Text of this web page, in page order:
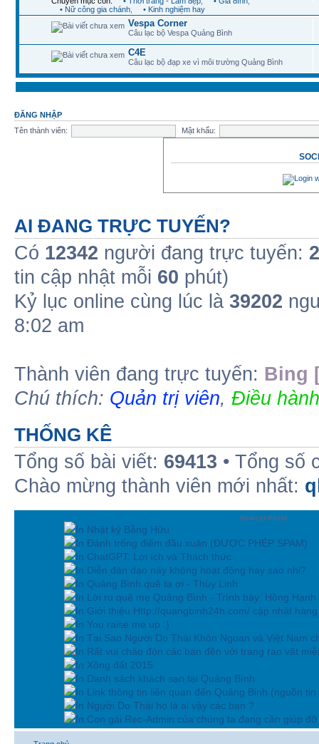
• Nữ công gia chánh
• Kinh nghiệm hay
Vespa Corner
Câu lạc bộ Vespa Quảng Bình
C4E
Câu lạc bộ đạp xe vì môi trường Quảng Bình
ĐĂNG NHẬP
Tên thành viên:
Mật khẩu:
AI ĐANG TRỰC TUYẾN?
Có 12342 người đang trực tuyến: 2
tin cập nhật mỗi 60 phút)
Kỷ lục online cùng lúc là 39202
8:02 am
Thành viên đang trực tuyến: Bing
Chú thích: Quản trị viên, Điều
THỐNG KÊ
Tổng số bài viết: 69413 • Tổng số
Chào mừng thành viên mới nhất:
Newest Posts
In Nhật ký Bằng Hữu
In Đánh trống điểm đầu xuân (ĐƯỢC PHÉP SPAM)
In ChatGPT: Lợi ích và Thách thức
In Diễn đàn dạo này không hoạt động hay sao nhỉ?
In Quảng Bình quê ta ơi - Thùy Linh
In Lời ru quê mẹ Quảng Bình - Trình bày: Hồng Hạnh
In Giới thiệu Http://quangbinh24h.com/ cập nhật
In You raise me up :)
In Tại Sao Người Do Thái Khôn Ngoan và Việt Nam
In Rất vui chào đón các bạn đền với trang rao vặt
In Xông đất 2015
In Danh sách khách sạn tại Quảng Bình
In Link thông tin liên quan đến Quảng Binh (nguồn tin
In Người Do Thái họ là ai vậy các bạn ?
In Con gái Rec-Admin của chúng ta đang cần giúp